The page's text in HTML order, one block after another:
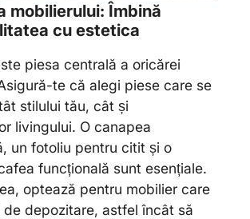
mobilierului: Îmbină
cu estetica
piesa centrală a oricărei
te că alegi piese care se
stilului tău, cât și
livingului. O canapea
un fotoliu pentru citit și o
funcțională sunt esențiale.
optează pentru mobilier care
de depozitare, astfel încât să